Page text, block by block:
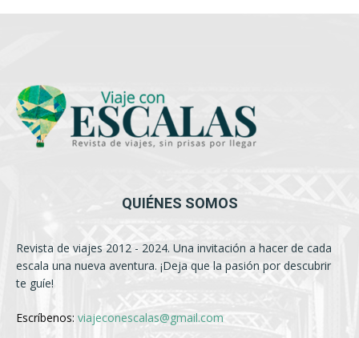
QUIÉNES SOMOS
Revista de viajes 2012 - 2024. Una invitación a hacer de cada
escala una nueva aventura. ¡Deja que la pasión por descubrir
te guíe!
Escríbenos: viajeconescalas@gmail.com